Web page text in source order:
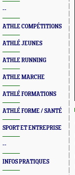
--
ATHLE COMPÉTITIONS
ATHLÉ JEUNES
ATHLE RUNNING
ATHLE MARCHE
ATHLÉ FORMATIONS
ATHLÉ FORME / SANTÉ
SPORT ET ENTREPRISE
--
INFOS PRATIQUES